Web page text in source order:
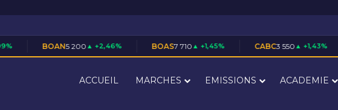
BOAN 5 200▲ +2,46% BOAS 7 710▲ +1,45% CABC 3 550▲ +1,43% CBIBF
ACCUEIL MARCHES EMISSIONS ACADEMIE